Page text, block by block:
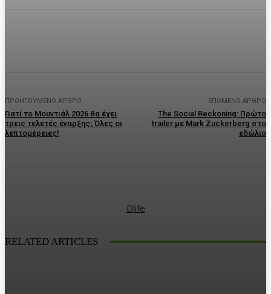
ΠΡΟΗΓΟΎΜΕΝΟ ΆΡΘΡΟ
Γιατί το Μουντιάλ 2026 θα έχει
τρεις τελετές έναρξης; Όλες οι
λεπτομέρειες!
ΕΠΌΜΕΝΟ ΆΡΘΡΟ
The Social Reckoning: Πρώτο
trailer με Mark Zuckerberg στο
εδώλιο
Dlife
RELATED ARTICLES